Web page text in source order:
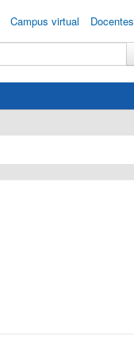
Campus virtual Docentes